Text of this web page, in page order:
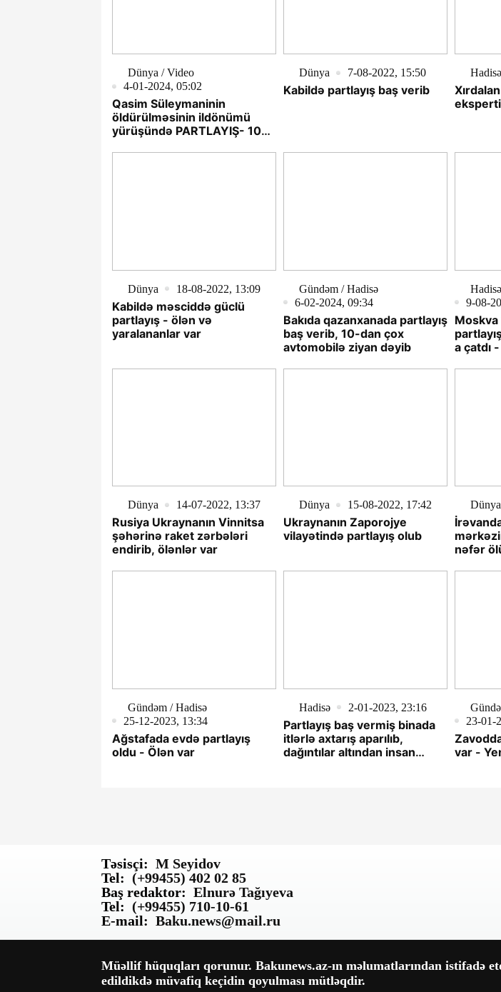
Dünya / Video
4-01-2024, 05:02
Qasim Süleymaninin
öldürülməsinin ildönümü
yürüşündə PARTLAYIŞ- 103
Dünya 7-08-2022, 15:50
Kabildə partlayış baş verib
Hadisə
Dünya 18-08-2022, 13:09
Kabildə məsciddə güclü
partlayış - ölən və
yaralananlar var
Gündəm / Hadisə
6-02-2024, 09:34
Bakıda qazanxanada partlayış
baş verib, 10-dan çox
avtomobilə ziyan dəyib
9-08-
a çatdı -
Dünya 14-07-2022, 13:37
Rusiya Ukraynanın Vinnitsa
şəhərinə raket zərbələri
endirib, ölənlər var
Dünya 15-08-2022, 17:42
Ukraynanın Zaporojye
vilayətində partlayış olub
Dünya
nəfər
Gündəm / Hadisə
25-12-2023, 13:34
Ağstafada evdə partlayış
oldu - Ölən var
Hadisə 2-01-2023, 23:16
Partlayış baş vermiş binada
itlərlə axtarış aparılıb,
dağıntılar altından insan
23-01-
var -
Təsisçi: M Seyidov
Tel: (+99455) 402 02 85
Baş redaktor: Elnurə Tağıyeva
Tel: (+99455) 710-10-61
E-mail: Baku.news@mail.ru
Müəllif hüquqları qorunur. Bakunews.az-ın məlumatlarından istifadə
edildikdə müvafiq keçidin qoyulması mütləqdir.